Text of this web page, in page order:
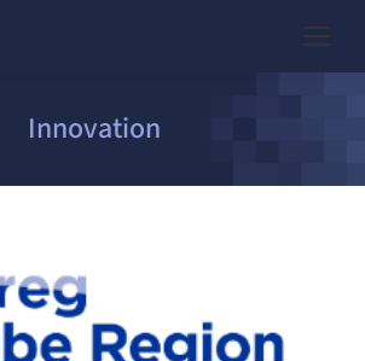
Innovation